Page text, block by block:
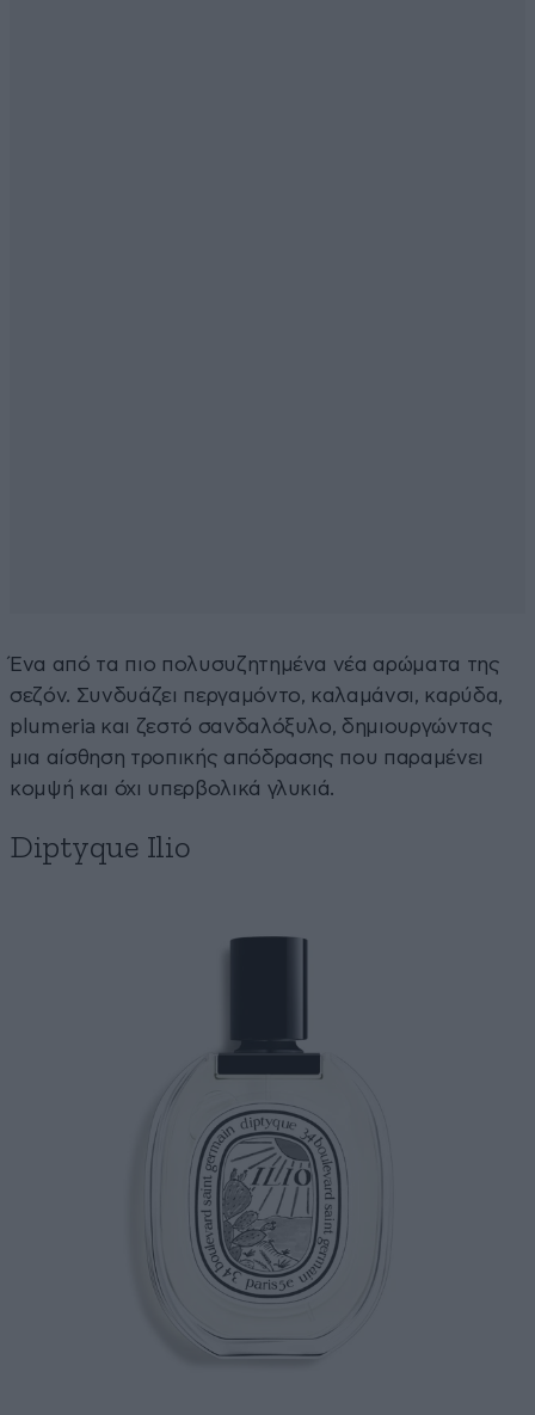
Ένα από τα πιο πολυσυζητημένα νέα αρώματα της
σεζόν. Συνδυάζει περγαμόντο, καλαμάνσι, καρύδα,
plumeria και ζεστό σανδαλόξυλο, δημιουργώντας
μια αίσθηση τροπικής απόδρασης που παραμένει
κομψή και όχι υπερβολικά γλυκιά.
Diptyque Ilio